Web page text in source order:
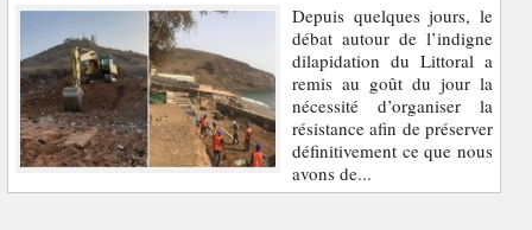
Depuis quelques jours, le
débat autour de l’indigne
dilapidation du Littoral a
remis au goût du jour la
nécessité d’organiser la
résistance afin de préserver
définitivement ce que nous
avons de...